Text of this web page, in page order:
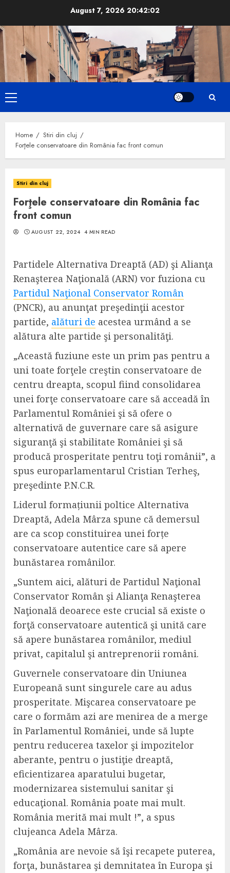
content
August 7, 2026 20:42:03
Primary
Menu
Home
Stiri din cluj
Forţele conservatoare din România fac front comun
Stiri din cluj
Forţele conservatoare din România fac
front comun
AUGUST 22, 2024 4 MIN READ
Partidele Alternativa Dreaptă (AD) şi Alianţa
Renaşterea Naţională (ARN) vor fuziona cu
Partidul Naţional Conservator Român
(PNCR), au anunţat preşedinţii acestor
partide, alături de acestea urmând a se
alătura alte partide şi personalităţi.
„Această fuziune este un prim pas pentru a
uni toate forţele creştin conservatoare de
centru dreapta, scopul fiind consolidarea
unei forţe conservatoare care să acceadă în
Parlamentul României şi să ofere o
alternativă de guvernare care să asigure
siguranţă şi stabilitate României şi să
producă prosperitate pentru toţi românii”, a
spus europarlamentarul Cristian Terheş,
preşedinte P.N.C.R.
Liderul formațiunii poltice Alternativa
Dreaptă, Adela Mârza spune că demersul
are ca scop constituirea unei forțe
conservatoare autentice care să apere
bunăstarea românilor.
„Suntem aici, alături de Partidul Naţional
Conservator Român şi Alianţa Renaşterea
Naţională deoarece este crucial să existe o
forţă conservatoare autentică şi unită care
să apere bunăstarea românilor, mediul
privat, capitalul şi antreprenorii români.
Guvernele conservatoare din Uniunea
Europeană sunt singurele care au adus
prosperitate. Mişcarea conservatoare pe
care o formăm azi are menirea de a merge
în Parlamentul României, unde să lupte
pentru reducerea taxelor şi impozitelor
aberante, pentru o justiţie dreaptă,
eficientizarea aparatului bugetar,
modernizarea sistemului sanitar şi
educaţional. România poate mai mult.
România merită mai mult !”, a spus
clujeanca Adela Mârza.
„România are nevoie să îşi recapete puterea,
forţa, bunăstarea şi demnitatea în Europa şi